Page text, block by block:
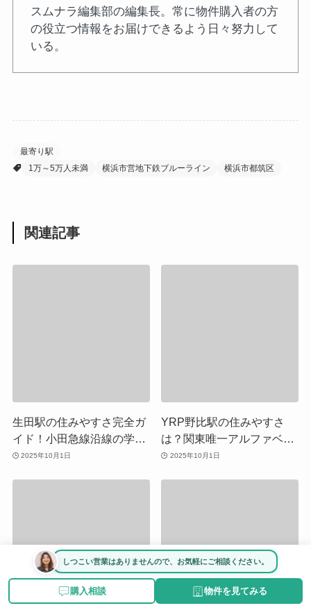
スムナラ編集部の編集長。常に物件購入者の方
の役立つ情報をお届けできるよう日々努力して
いる。
最寄り駅
1万～5万人未満
横浜市営地下鉄ブルーライン 横浜市都筑区
関連記事
生田駅の住みやすさ完全ガ
イド！小田急線沿線の学生
と家族の街、駅前商業充実
2025年10月1日
YRP野比駅の住みやすさ
は？関東唯一アルファベッ
ト駅名の街、海と研究施設
2025年10月1日
しつこい営業はありませんので、お気軽にご相談ください。
購入相談 物件を見てみる